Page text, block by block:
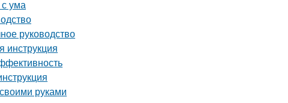
ума
руководство
инструкция
руками